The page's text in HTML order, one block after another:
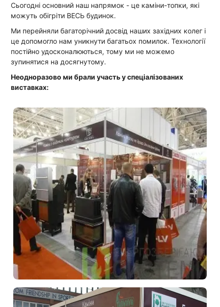
Сьогодні основний наш напрямок - це каміни-топки, які
можуть обігріти ВЕСЬ будинок.
Ми перейняли багаторічний досвід наших західних колег і
це допомогло нам уникнути багатьох помилок. Технології
постійно удосконалюються, тому ми не можемо
зупинятися на досягнутому.
Неодноразово ми брали участь у спеціалізованих
виставках: